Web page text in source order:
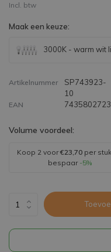
Incl. btw
Maak een keuze:
3000K - warm wit
Artikelnummer
SP743923-
10
EAN
Volume voordeel:
Koop 2 voor€23,70 per
bespaar -5%